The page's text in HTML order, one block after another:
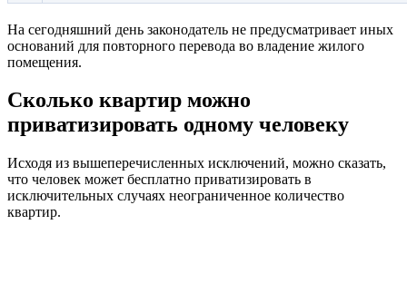
На сегодняшний день законодатель не предусматривает иных
оснований для повторного перевода во владение жилого
помещения.
Сколько квартир можно
приватизировать одному человеку
Исходя из вышеперечисленных исключений, можно сказать,
что человек может бесплатно приватизировать в
исключительных случаях неограниченное количество
квартир.